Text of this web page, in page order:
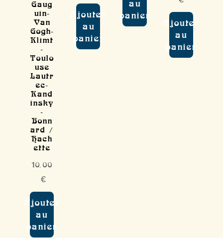
Gaug
uin-
Van
Gogh-
Klimt
-
Toulo
use
Lautr
ec-
Kand
insky
-
Bonn
ard /
Hach
ette
10,00
€
Ajouter
au
panier
Ajouter
au
panier
au
panier
Ajouter
au
panier